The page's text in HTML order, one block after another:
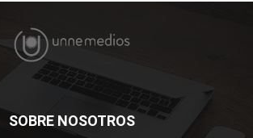
SOBRE NOSOTROS